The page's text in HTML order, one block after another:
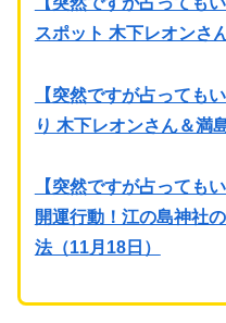
スポット 木下レオンさ
【突然ですが占っても
り 木下レオンさん＆満
【突然ですが占っても
開運行動！江の島神社
法（11月18日）